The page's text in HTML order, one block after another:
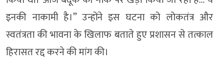
इनकी नाकामी है।” उन्होंने इस घटना को लोकतंत्र और
स्वतंत्रता की भावना के खिलाफ बताते हुए प्रशासन से तत्काल
हिरासत रद्द करने की मांग की।